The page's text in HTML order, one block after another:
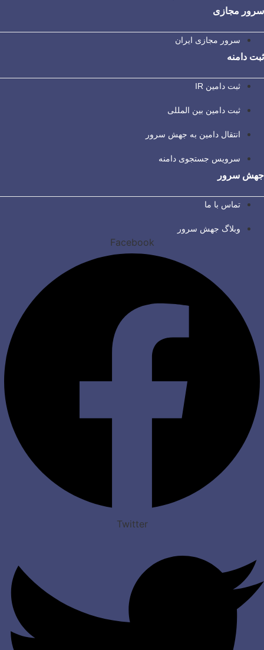
سرور مجازی
سرور مجازی ایران
ثبت دامنه
ثبت دامین IR
ثبت دامین بین المللی
انتقال دامین به جهش سرور
سرویس جستجوی دامنه
جهش سرور
تماس با ما
وبلاگ جهش سرور
Facebook
Twitter